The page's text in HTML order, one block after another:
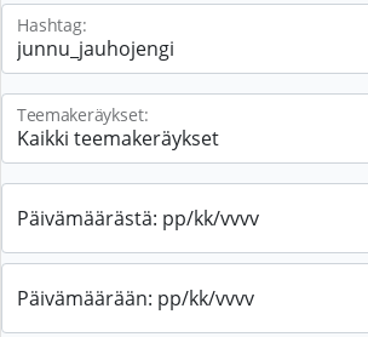
Hashtag:
Teemakeräykset:
Päivämäärästä: pp/kk/vvvv
Päivämäärään: pp/kk/vvvv